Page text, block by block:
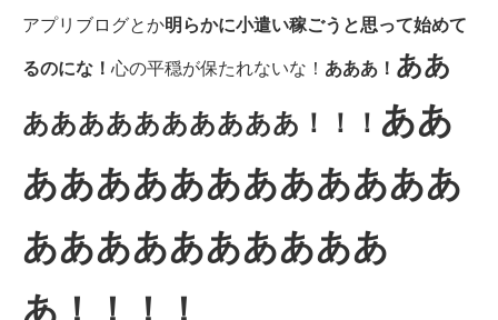
アプリブログとか明らかに小遣い稼ごうと思って始めて
るのにな！ 心の平穏が保たれないな！ あああ！ ああ
ああああああああああ！！！ ああ
ああああああああああああ
ああああああああああ
あ！！！！